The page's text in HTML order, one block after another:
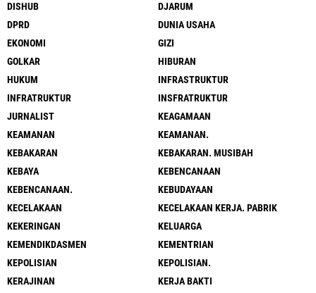
DISHUB
DJARUM
DPRD
DUNIA USAHA
EKONOMI
GIZI
GOLKAR
HIBURAN
HUKUM
INFRASTRUKTUR
INFRATRUKTUR
INSFRATRUKTUR
JURNALIST
KEAGAMAAN
KEAMANAN
KEAMANAN.
KEBAKARAN
KEBAKARAN. MUSIBAH
KEBAYA
KEBENCANAAN
KEBENCANAAN.
KEBUDAYAAN
KECELAKAAN
KECELAKAAN KERJA. PABRIK
KEKERINGAN
KELUARGA
KEMENDIKDASMEN
KEMENTRIAN
KEPOLISIAN
KEPOLISIAN.
KERAJINAN
KERJA BAKTI